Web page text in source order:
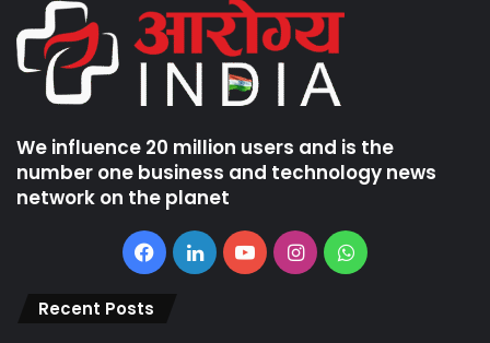
We influence 20 million users and is the
number one business and technology news
network on the planet
Facebook
LinkedInYouTubeInstagramWhatsApp
Recent Posts